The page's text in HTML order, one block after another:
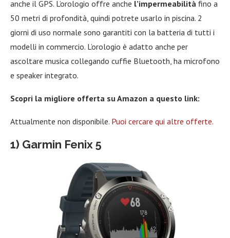
anche il GPS. L’orologio offre anche l’impermeabilità fino a
50 metri di profondità, quindi potrete usarlo in piscina. 2
giorni di uso normale sono garantiti con la batteria di tutti i
modelli in commercio. L’orologio è adatto anche per
ascoltare musica collegando cuffie Bluetooth, ha microfono
e speaker integrato.
Scopri la migliore offerta su Amazon a questo link:
Attualmente non disponibile. Puoi cercare qui altre offerte.
1) Garmin Fenix 5